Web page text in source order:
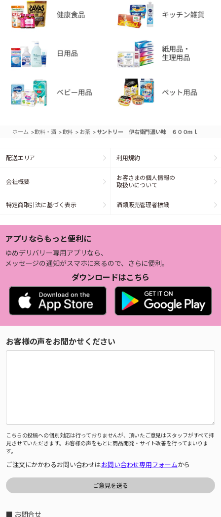
ホーム >飲料・酒 >飲料 > お茶 > サントリー 伊右衛門濃い味 ６００ｍｌ
配送エリア 利用規約
会社概要
お客さまの個人情報の
取扱いについて
特定商取引法に基づく表示 酒類販売管理者標識
アプリならもっと便利に
ゆめデリバリー専用アプリなら、
メッセージの通知がスマホに来るので、さらに便利。
ダウンロードはこちら
お客様の声をお聞かせください
こちらの投稿への個別対応は行っておりませんが、頂いたご意見はスタッフがすべて拝
見させていただきます。お客様の声をもとに商品開発・サイト改善を行ってまいりま
す。
ご注文にかかわるお問い合わせはお問い合わせ専用フォームから
■ お問合せ